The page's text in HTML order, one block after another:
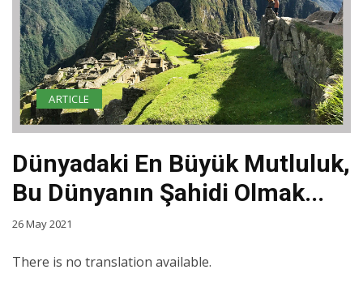
Dünyadaki En Büyük Mutluluk,
Bu Dünyanın Şahidi Olmak...
ARTICLE
26 May 2021
There is no translation available.